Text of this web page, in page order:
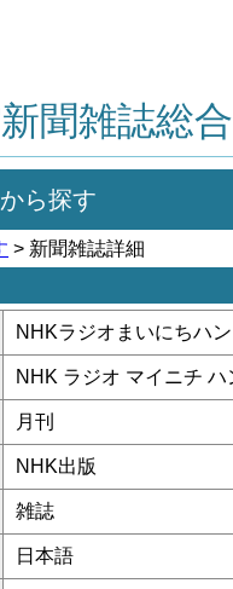
聞雑誌総
ら探す
> 新聞雑誌詳細
NHKラジオまいにちハ
NHK ラジオ マイニチ
月刊
NHK出版
雑誌
日本語